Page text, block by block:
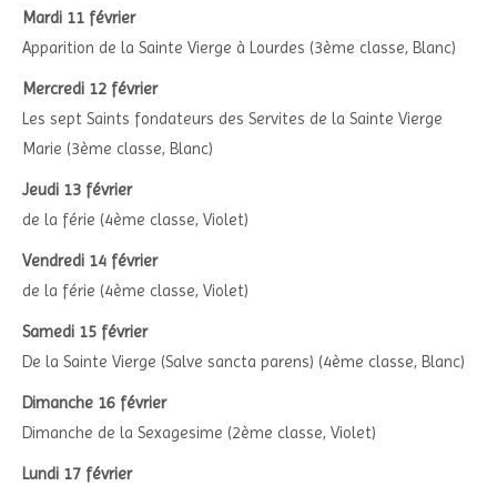
Mardi 11 février
Apparition de la Sainte Vierge à Lourdes (3ème classe, Blanc)
Mercredi 12 février
Les sept Saints fondateurs des Servites de la Sainte Vierge
Marie (3ème classe, Blanc)
Jeudi 13 février
de la férie (4ème classe, Violet)
Vendredi 14 février
de la férie (4ème classe, Violet)
Samedi 15 février
De la Sainte Vierge (Salve sancta parens) (4ème classe, Blanc)
Dimanche 16 février
Dimanche de la Sexagesime (2ème classe, Violet)
Lundi 17 février